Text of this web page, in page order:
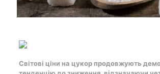
Світові ціни на цукор продовжують